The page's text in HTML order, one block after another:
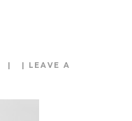
LEAVE A